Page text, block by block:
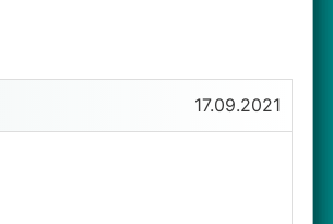
17.09.2021